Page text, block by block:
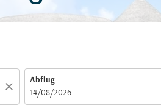
close
Abflug
fc-booking-departure-date-aria-label
14/08/2026